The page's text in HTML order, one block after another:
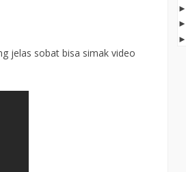
jelas sobat bisa simak video